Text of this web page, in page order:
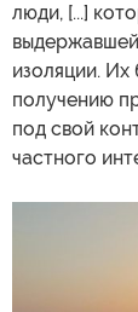
люди, [...]
изоляции.
получению
под свой
частного